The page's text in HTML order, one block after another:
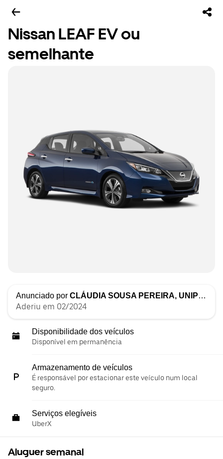
Nissan LEAF EV ou
semelhante
Anunciado por CLÁUDIA SOUSA PEREIRA, UNIPESSOAL LDA
Aderiu em 02/2024
Disponibilidade dos veículos
Disponível em permanência
Armazenamento de veículos
É responsável por estacionar este veículo num local
seguro.
Serviços elegíveis
UberX
Aluguer semanal